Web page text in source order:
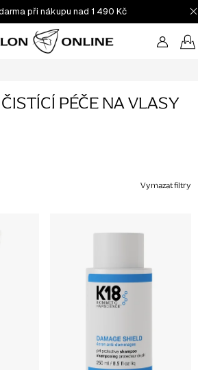
při nákupu nad 1 490 Kč
PÉČE NA VLASY
Vymazat filtry